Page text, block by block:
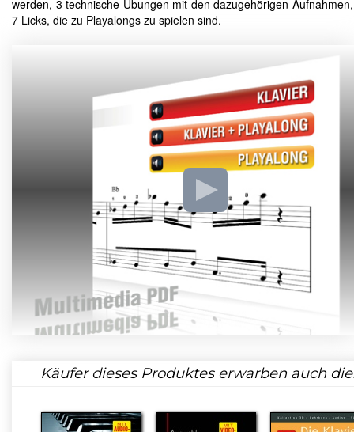
werden, 3 technische Übungen mit den dazugehörigen
7 Licks, die zu Playalongs zu spielen sind.
Käufer dieses Produktes erwarben auch